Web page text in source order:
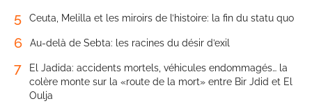
5 Ceuta, Melilla et les miroirs de l’histoire: la fin du statu quo
6 Au-delà de Sebta: les racines du désir d’exil
7
El Jadida: accidents mortels, véhicules endommagés… la
colère monte sur la «route de la mort» entre Bir Jdid et El
Oulja